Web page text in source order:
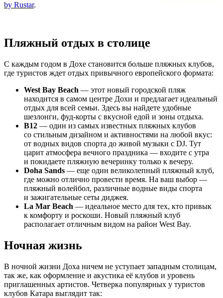
by Rustar.
Пляжный отдых в столице
С каждым годом в Дохе становится больше пляжных клубов,
где туристов ждет отдых привычного европейского формата:
West Bay Beach — этот новый городской пляж
находится в самом центре Дохи и предлагает идеальный
отдых для всей семьи. Здесь вы найдете удобные
шезлонги, фуд-корты с вкусной едой и зоны отдыха.
B12 — один из самых известных пляжных клубов
со стильным дизайном и активностями на любой вкус:
от водных видов спорта до живой музыки с DJ. Тут
царит атмосфера вечного праздника — входите с утра
и покидаете пляжную вечеринку только к вечеру.
Doha Sands — еще один великолепный пляжный клуб,
где можно отлично провести время. На ваш выбор —
пляжный волейбол, различные водные виды спорта
и зажигательные сеты диджея.
La Mar Beach — идеальное место для тех, кто привык
к комфорту и роскоши. Новый пляжный клуб
располагает отличным видом на район West Bay.
Ночная жизнь
В ночной жизни Доха ничем не уступает западным столицам,
так же, как оформление и акустика её клубов и уровень
приглашенных артистов. Четверка популярных у туристов
клубов Катара выглядит так: